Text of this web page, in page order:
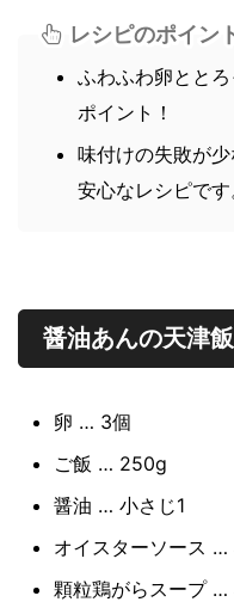
レシピのポイン
ふわふわ卵とと
ポイント！
味付けの失敗が
安心なレシピです
醤油あんの天津
卵 … 3個
ご飯 … 250g
醤油 … 小さじ1
オイスターソース …
顆粒鶏がらスープ …